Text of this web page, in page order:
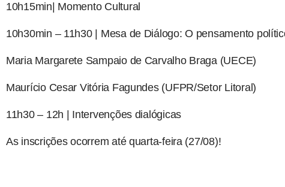
10h15min| Momento Cultural
10h30min – 11h30 | Mesa de Diálogo: O pensamento
Maria Margarete Sampaio de Carvalho Braga (UECE)
Maurício Cesar Vitória Fagundes (UFPR/Setor Litoral)
11h30 – 12h | Intervenções dialógicas
As inscrições ocorrem até quarta-feira (27/08)!